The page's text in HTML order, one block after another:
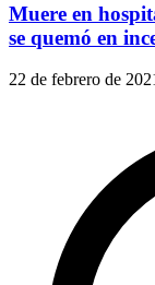
Muere en
se quemó en
22 de febrero de